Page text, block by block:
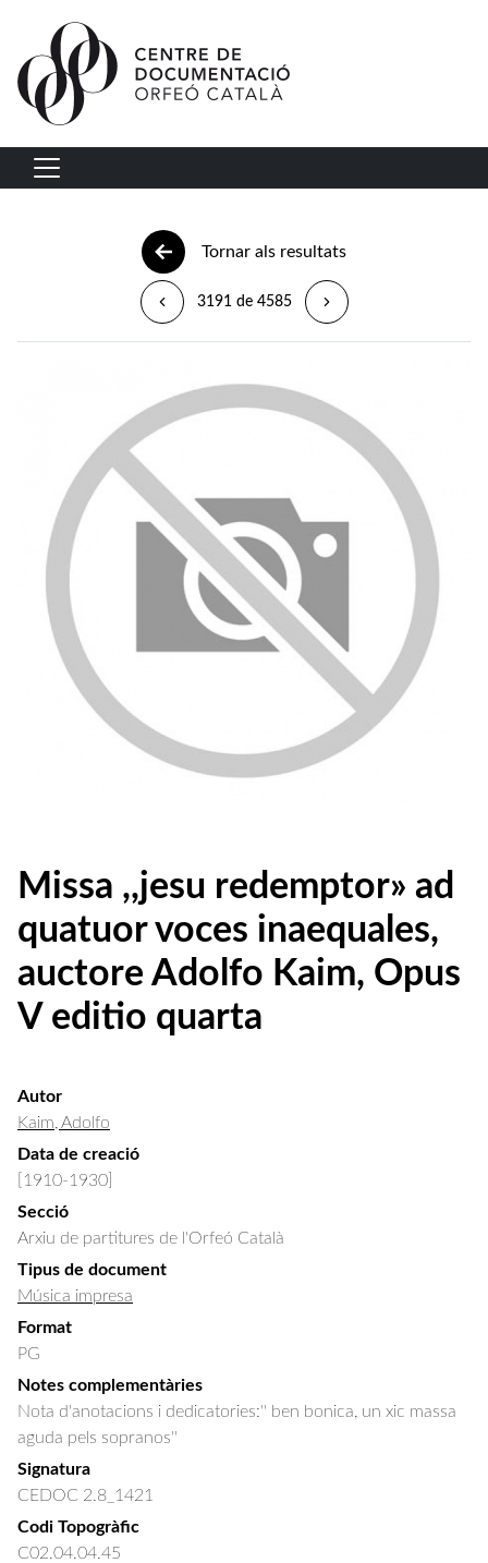
Vés al contingut
Navegació principal
Tornar als resultats
3191 de 4585
Missa ,,jesu redemptor» ad
quatuor voces inaequales,
auctore Adolfo Kaim, Opus
V editio quarta
Autor
Kaim, Adolfo
Data de creació
[1910-1930]
Secció
Arxiu de partitures de l'Orfeó Català
Tipus de document
Música impresa
Format
PG
Notes complementàries
Nota d'anotacions i dedicatories:'' ben bonica, un xic massa
aguda pels sopranos''
Signatura
CEDOC 2.8_1421
Codi Topogràfic
C02.04.04.45